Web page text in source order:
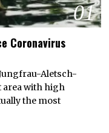
01
Coronavirus
Aletsch-
with high
the most